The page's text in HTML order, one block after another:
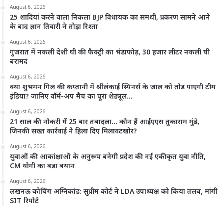
August 6, 2026
25 शादियां करने वाला निकला BJP विधायक का समधी, प्रकरण सामने आने
के बाद ज्ञान तिवारी ने तोड़ा रिश्ता
August 6, 2026
गुजरात में नकली देशी घी की फैक्ट्री का भंडाफोड़, 30 हजार लीटर नकली घी
बरामद
August 6, 2026
क्या शुभमन गिल की कप्तानी में श्रीलंकाई स्पिनर्स के जाल को तोड़ पाएगी टीम
इंडिया? जानिए वॉर्म-अप मैच का पूरा शेड्यूल…
August 6, 2026
21 साल की नौकरी में 25 बार तबादला… कौन हैं आईएएस तुकाराम मुंढे,
जिनकी सख्त कार्रवाई ने हिला दिए मिलावटखोर?
August 6, 2026
युवाओं की आकांक्षाओं के अनुरूप बनेगी प्रदेश की नई एकीकृत युवा नीति,
CM योगी का बड़ा बयान
August 6, 2026
लखनऊ कोचिंग अग्निकांड: सुप्रीम कोर्ट ने LDA उपाध्यक्ष को किया तलब, मांगी
SIT रिपोर्ट